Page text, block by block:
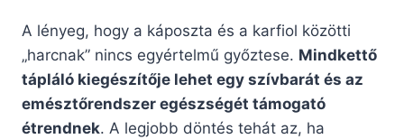
A lényeg, hogy a káposzta és a karfiol közötti
„harcnak” nincs egyértelmű győztese. Mindkettő
tápláló kiegészítője lehet egy szívbarát és az
emésztőrendszer egészségét támogató
étrendnek. A legjobb döntés tehát az, ha